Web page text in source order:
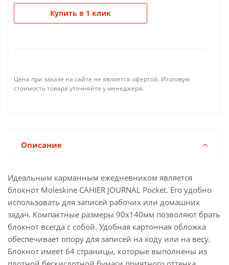
Купить в 1 клик
Цена при заказе на сайте не является офертой. Итоговую
стоимость товара уточняйте у менеджера.
Описание
Идеальным карманным ежедневником является
блокнот Moleskine CAHIER JOURNAL Pocket. Его удобно
использовать для записей рабочих или домашних
задач. Компактные размеры 90х140мм позволяют брать
блокнот всегда с собой. Удобная картонная обложка
обеспечивает опору для записей на ходу или на весу.
Блокнот имеет 64 страницы, которые выполнены из